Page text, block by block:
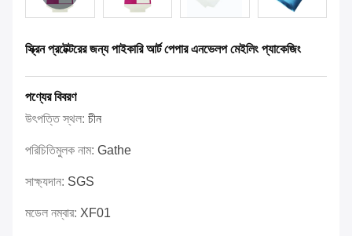
স্ক্রিন প্রটেক্টরের জন্য পাইকারি আর্ট পেপার এনভেলপ মেইলিং প্যাকেজিং
পণ্যের বিবরণ
উৎপত্তি স্থল: চীন
পরিচিতিমুলক নাম: Gathe
সাক্ষ্যদান: SGS
মডেল নম্বার: XF01